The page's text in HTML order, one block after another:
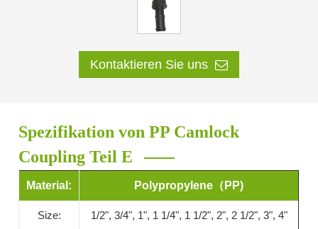
Kontaktieren Sie uns
Spezifikation von PP Camlock
Coupling Teil E
Material: Polypropylene（PP)
Size: 1/2", 3/4", 1", 1 1/4", 1 1/2", 2", 2 1/2", 3", 4"